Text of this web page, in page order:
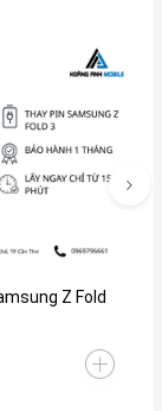
Z Fold